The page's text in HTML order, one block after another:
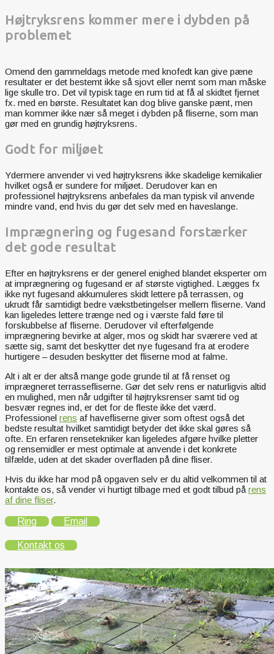
Højtryksrens kommer mere i dybden på
problemet
Omend den gammeldags metode med knofedt kan give pæne
resultater er det bestemt ikke så sjovt eller nemt som man måske
lige skulle tro. Det vil typisk tage en rum tid at få al skidtet fjernet
fx. med en børste. Resultatet kan dog blive ganske pænt, men
man kommer ikke nær så meget i dybden på fliserne, som man
gør med en grundig højtryksrens.
Godt for miljøet
Ydermere anvender vi ved højtryksrens ikke skadelige kemikalier
hvilket også er sundere for miljøet. Derudover kan en
professionel højtryksrens anbefales da man typisk vil anvende
mindre vand, end hvis du gør det selv med en haveslange.
Imprægnering og fugesand forstærker
det gode resultat
Efter en højtryksrens er der generel enighed blandet eksperter om
at imprægnering og fugesand er af største vigtighed. Lægges fx
ikke nyt fugesand akkumuleres skidt lettere på terrassen, og
ukrudt får samtidigt bedre vækstbetingelser mellem fliserne. Vand
kan ligeledes lettere trænge ned og i værste fald føre til
forskubbelse af fliserne. Derudover vil efterfølgende
imprægnering bevirke at alger, mos og skidt har sværere ved at
sætte sig, samt det beskytter det nye fugesand fra at erodere
hurtigere – desuden beskytter det fliserne mod at falme.
Alt i alt er der altså mange gode grunde til at få renset og
imprægneret terrassefliserne. Gør det selv rens er naturligvis altid
en mulighed, men når udgifter til højtryksrenser samt tid og
besvær regnes ind, er det for de fleste ikke det værd.
Professionel rens af havefliserne giver som oftest også det
bedste resultat hvilket samtidigt betyder det ikke skal gøres så
ofte. En erfaren rensetekniker kan ligeledes afgøre hvilke pletter
og rensemidler er mest optimale at anvende i det konkrete
tilfælde, uden at det skader overfladen på dine fliser.
Hvis du ikke har mod på opgaven selv er du altid velkommen til at
kontakte os, så vender vi hurtigt tilbage med et godt tilbud på rens
af dine fliser.
Ring Email
Kontakt os